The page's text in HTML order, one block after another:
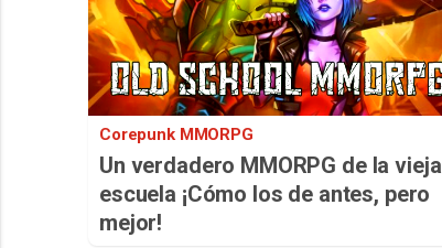
Corepunk MMORPG
Un verdadero MMORPG de la vieja
escuela ¡Cómo los de antes, pero
mejor!